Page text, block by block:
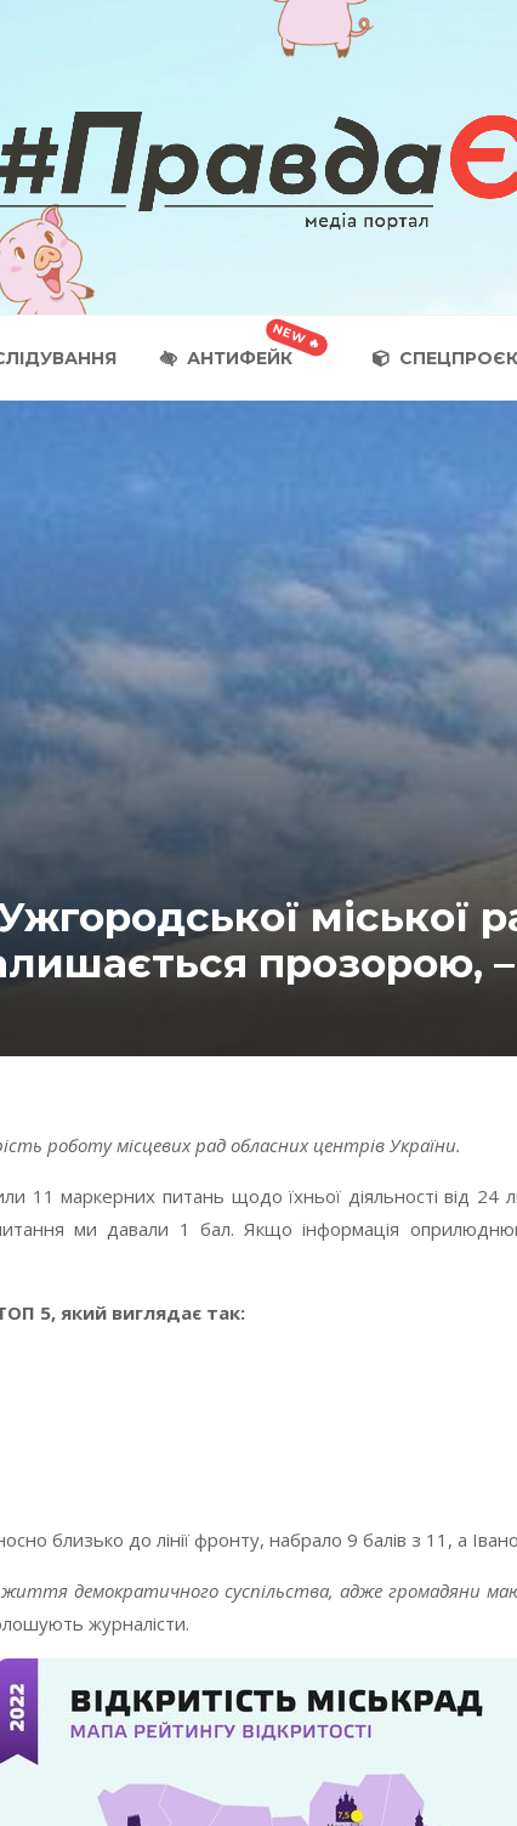
АНТИФЕЙК
міської
прозорою,
роботу місцевих рад обласних центрів України.
11 маркерних питань щодо їхньої діяльності від
ми давали 1 бал. Якщо інформація
5, який виглядає так:
близько до лінії фронту, набрало 9 балів з 11, а
демократичного суспільства, адже громадяни
журналісти.